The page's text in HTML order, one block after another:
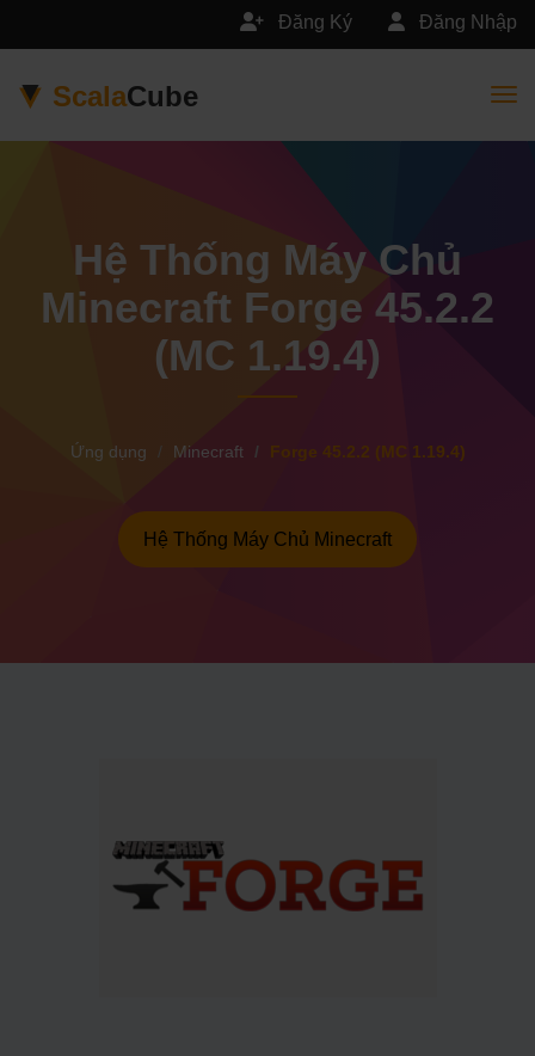
Đăng Nhập
Đăng Ký
ScalaCube
Hệ Thống Máy Chủ
Minecraft Forge 45.2.2
(MC 1.19.4)
Ứng dụng Minecraft Forge 45.2.2 (MC 1.19.4)
Hệ Thống Máy Chủ Minecraft